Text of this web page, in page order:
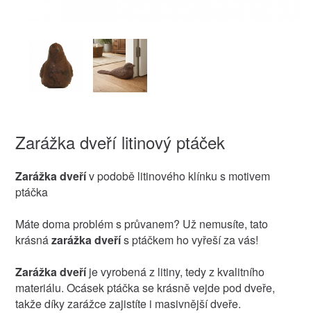
Zarážka dveří litinový ptáček
Zarážka dveřív podobě litinového klínku s motivem
ptáčka
Máte doma problém s průvanem? Už nemusíte, tato
krásnázarážka dveřís ptáčkem ho vyřeší za vás!
Zarážka dveříje vyrobená z litiny, tedy z kvalitního
materiálu. Ocásek ptáčka se krásně vejde pod dveře,
takže díky zarážce zajistíte i masivnější dveře.